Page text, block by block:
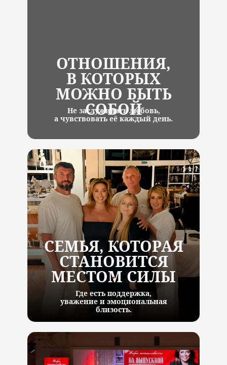
ОТНОШЕНИЯ,
В КОТОРЫХ
МОЖНО БЫТЬ
СОБОЙ
Не заслуживать любовь,
а чувствовать её каждый день.
СЕМЬЯ, КОТОРАЯ
СТАНОВИТСЯ
МЕСТОМ СИЛЫ
Где есть поддержка,
уважение и эмоциональная
близость.